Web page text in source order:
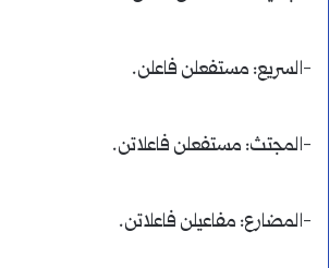
-السريع: مستفعلن فاعلن.
-المجتث: مستفعلن فاعلاتن.
-المضارع: مفاعيلن فاعلاتن.